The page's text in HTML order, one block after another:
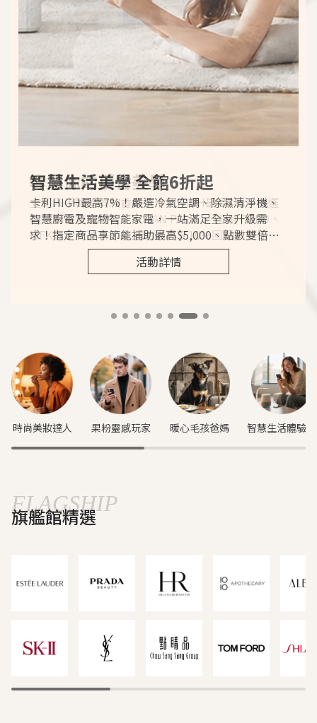
2026 中秋送禮推薦
日本百年老鋪榮太樓x台灣製茶大師獨家聯名禮盒，
星級月餅、甜點名店、當季果品等多款精選禮盒，
搶先預購中秋人氣禮盒！
活動詳情
夏天卡利HIGH
精選夏季四大生活主題，從居家降溫、防曬保養到
父親節送禮、暑期出遊裝備，搭配指定銀行信用卡
消費最高回饋7%，線上加碼最高10％，趁卡利
HIGH一次購足、回饋賺滿。
活動詳情
SKM BEAUTY 美妝新品速報
SKM BEAUTY卡利HIGH最高7%！線上加碼再享
10%回饋！夏日修護保養組5折起開搶！精品彩妝、
頂級香氛七夕送禮攻略搶先看！
活動詳情
SKM MEN'S 盛大登場
全台首座男性潮流選物聖殿，延續東京買手精神，
獨家導入日本設計師潮流品牌，推出話題ｘ聯名夯
品，解鎖日本最新潮流穿搭！卡利HIGH最高7%！
線上加碼再享10%回饋！
活動詳情
2026七夕送禮推薦
2026七夕情人節禮物推薦指南，精選人氣唇彩、頂
級香氛、手錶配飾、巧克力與餐廳住宿票券，從浪
漫心意到實用好禮一次看！
活動詳情
智慧生活美學 全館6折起
卡利HIGH最高7%！嚴選冷氣空調、除濕清淨機、
智慧廚電及寵物智能家電，一站滿足全家升級需
求！指定商品享節能補助最高$5,000、點數雙倍回
活動詳情
專屬你的頂香美學
立即入手韓星同款香氛！卡利HIGH最高7%！精選
馥馬爾香氛出版社、KILIAN PARIS、TOM FORD、
MFK等多款頂香，線上加碼再享10%回饋！立即體
驗奢華香氛美學
活動詳情
skm online會員招募
新光三越skm online會員招募中！新朋友即贈免運
購物金，首購滿額加贈折價券，還有專屬生日好
禮。立即註冊領取更多會員優惠。
活動詳情
時尚美妝達人 果粉靈感玩家 暖心毛孩爸媽 智慧生活體驗家
旗艦館精選
FLAGSHIP